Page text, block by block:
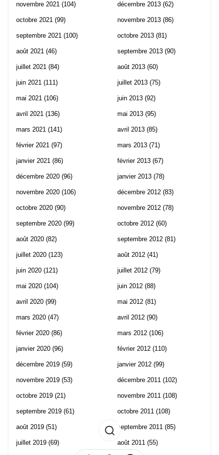
novembre 2021 (104)
octobre 2021 (99)
septembre 2021 (100)
août 2021 (46)
juillet 2021 (84)
juin 2021 (111)
mai 2021 (106)
avril 2021 (136)
mars 2021 (141)
février 2021 (97)
janvier 2021 (86)
décembre 2020 (96)
novembre 2020 (106)
octobre 2020 (90)
septembre 2020 (99)
août 2020 (82)
juillet 2020 (123)
juin 2020 (121)
mai 2020 (104)
avril 2020 (99)
mars 2020 (47)
février 2020 (86)
janvier 2020 (96)
décembre 2019 (59)
novembre 2019 (53)
octobre 2019 (21)
septembre 2019 (61)
août 2019 (51)
juillet 2019 (69)
décembre 2013 (62)
novembre 2013 (86)
octobre 2013 (81)
septembre 2013 (90)
août 2013 (60)
juillet 2013 (75)
juin 2013 (92)
mai 2013 (95)
avril 2013 (85)
mars 2013 (71)
février 2013 (67)
janvier 2013 (78)
décembre 2012 (83)
novembre 2012 (78)
octobre 2012 (60)
septembre 2012 (81)
août 2012 (41)
juillet 2012 (79)
juin 2012 (88)
mai 2012 (81)
avril 2012 (90)
mars 2012 (106)
février 2012 (110)
janvier 2012 (99)
décembre 2011 (102)
novembre 2011 (108)
octobre 2011 (108)
septembre 2011 (85)
août 2011 (55)